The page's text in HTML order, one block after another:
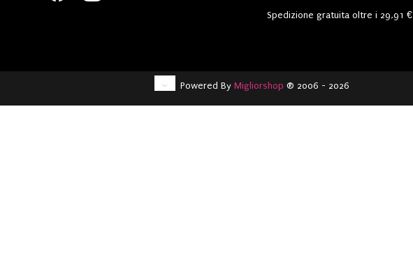
Spedizione gratuita oltre i 29,91 €
Powered By Migliorshop ® 2006 - 2026